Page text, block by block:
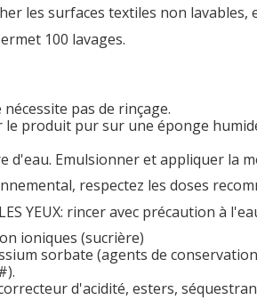
les surfaces textiles non
100 lavages.
pas de rinçage.
le produit pur sur une éponge
d'eau. Emulsionner et appliquer la
respectez les doses
LES YEUX: rincer avec précaution
ioniques (sucrière)
sorbate (agents de
d'acidité, esters,